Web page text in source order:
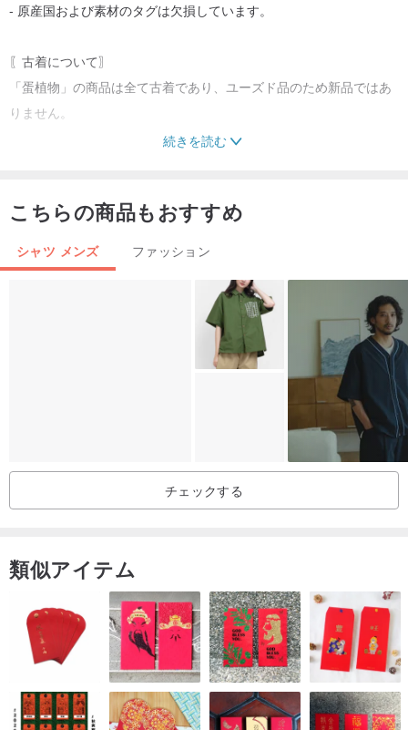
- 原産国および素材のタグは欠損しています。
〖古着について〗
「蛋植物」の商品は全て古着であり、ユーズド品のため新品ではあ
りません。
ます。
しかしながら、古着は新品ではないため、細かなほつれ、軽度の色
あせ、微細なシミなど、多少の使用感があることをご理解くださ
い。これらを一点ずつ全て記述することは困難です。
商品の状態や製造年代について強いこだわりがある方、ご不明な点
がある場合は、お気軽にお問い合わせください。可能な限り詳しく
〖サイズについて〗
商品のサイズは全て平置きで測定した寸法です。手作業での測定の
ご購入前には必ずサイズをご確認いただき、お手元に届いてからサ
イズが合わないという事態を避けることをお推奨します。服のサイ
ズについてあまりイメージが湧かない場合は、提示されているサイ
ズとお手持ちの服を実際に測り比べていただくと、より正確です。
〖色味について〗
続きを読む
こちらの商品もおすすめ
シャツ メンズ ファッション
チェックする
類似アイテム